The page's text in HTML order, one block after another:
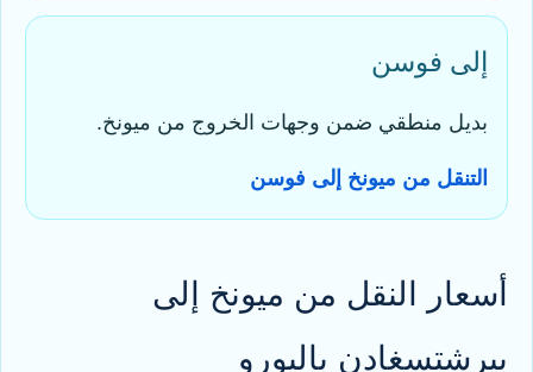
إلى فوسن
بديل منطقي ضمن وجهات الخروج من ميونخ.
التنقل من ميونخ إلى فوسن
أسعار النقل من ميونخ إلى
بيرشتسغادن باليورو